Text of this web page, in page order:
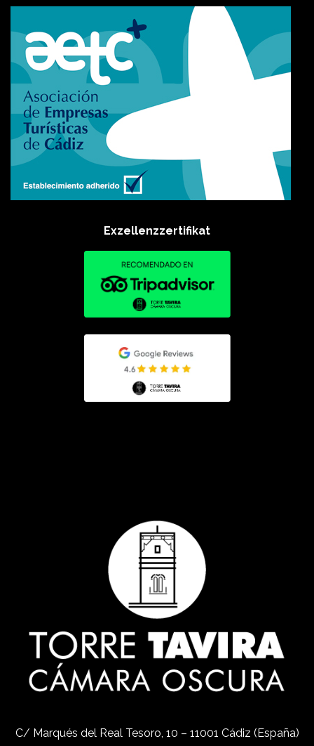
Exzellenzzertifikat​
C/ Marqués del Real Tesoro, 10 – 11001 Cádiz (España)